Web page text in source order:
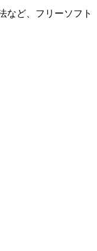
など、フリーソフト